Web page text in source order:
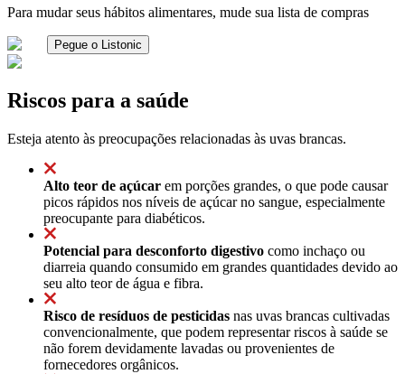
Para mudar seus hábitos alimentares, mude sua lista de compras
Pegue o Listonic
Riscos para a saúde
Esteja atento às preocupações relacionadas às uvas brancas.
Alto teor de açúcar em porções grandes, o que pode causar
picos rápidos nos níveis de açúcar no sangue, especialmente
preocupante para diabéticos.
Potencial para desconforto digestivo como inchaço ou
diarreia quando consumido em grandes quantidades devido ao
seu alto teor de água e fibra.
Risco de resíduos de pesticidas nas uvas brancas cultivadas
convencionalmente, que podem representar riscos à saúde se
não forem devidamente lavadas ou provenientes de
fornecedores orgânicos.